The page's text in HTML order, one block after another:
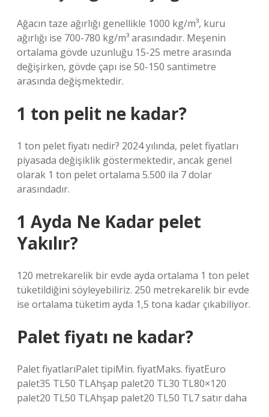
Ağacın taze ağırlığı genellikle 1000 kg/m³, kuru
ağırlığı ise 700-780 kg/m³ arasındadır. Meşenin
ortalama gövde uzunluğu 15-25 metre arasında
değişirken, gövde çapı ise 50-150 santimetre
arasında değişmektedir.
1 ton pelit ne kadar?
1 ton pelet fiyatı nedir? 2024 yılında, pelet fiyatları
piyasada değişiklik göstermektedir, ancak genel
olarak 1 ton pelet ortalama 5.500 ila 7 dolar
arasındadır.
1 Ayda Ne Kadar pelet
Yakılır?
120 metrekarelik bir evde ayda ortalama 1 ton pelet
tüketildiğini söyleyebiliriz. 250 metrekarelik bir evde
ise ortalama tüketim ayda 1,5 tona kadar çıkabiliyor.
Palet fiyatı ne kadar?
Palet fiyatlarıPalet tipiMin. fiyatMaks. fiyatEuro
palet35 TL50 TLAhşap palet20 TL30 TL80×120
palet20 TL50 TLAhşap palet20 TL50 TL7 satır daha